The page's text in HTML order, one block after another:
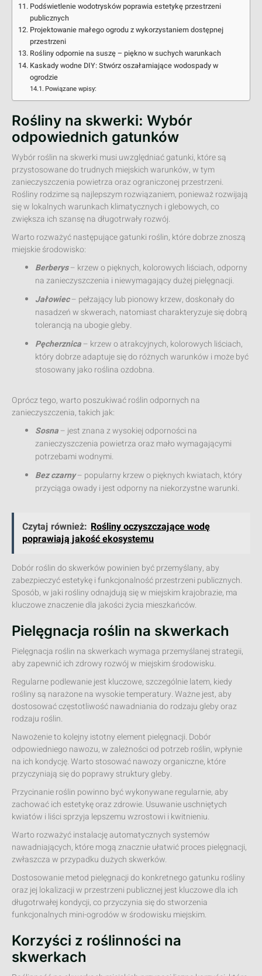
Podświetlenie wodotrysków poprawia estetykę przestrzeni
publicznych
Projektowanie małego ogrodu z wykorzystaniem dostępnej
przestrzeni
Rośliny odpornie na suszę – piękno w suchych warunkach
Kaskady wodne DIY: Stwórz oszałamiające wodospady w
ogrodzie
Powiązane wpisy:
Rośliny na skwerki: Wybór
odpowiednich gatunków
Wybór roślin na skwerki musi uwzględniać gatunki, które są
przystosowane do trudnych miejskich warunków, w tym
zanieczyszczenia powietrza oraz ograniczonej przestrzeni.
Rośliny rodzime są najlepszym rozwiązaniem, ponieważ rozwijają
się w lokalnych warunkach klimatycznych i glebowych, co
zwiększa ich szansę na długotrwały rozwój.
Warto rozważyć następujące gatunki roślin, które dobrze znoszą
miejskie środowisko:
Berberys– krzew o pięknych, kolorowych liściach, odporny
na zanieczyszczenia i niewymagający dużej pielęgnacji.
Jałowiec– pełzający lub pionowy krzew, doskonały do
nasadzeń w skwerach, natomiast charakteryzuje się dobrą
tolerancją na ubogie gleby.
Pęcherznica– krzew o atrakcyjnych, kolorowych liściach,
który dobrze adaptuje się do różnych warunków i może być
stosowany jako roślina ozdobna.
Oprócz tego, warto poszukiwać roślin odpornych na
zanieczyszczenia, takich jak:
Sosna– jest znana z wysokiej odporności na
zanieczyszczenia powietrza oraz mało wymagającymi
potrzebami wodnymi.
Bez czarny– popularny krzew o pięknych kwiatach, który
przyciąga owady i jest odporny na niekorzystne warunki.
Czytaj również: Rośliny oczyszczające wodę
poprawiają jakość ekosystemu
Dobór roślin do skwerków powinien być przemyślany, aby
zabezpieczyć estetykę i funkcjonalność przestrzeni publicznych.
Sposób, w jaki rośliny odnajdują się w miejskim krajobrazie, ma
kluczowe znaczenie dla jakości życia mieszkańców.
Pielęgnacja roślin na skwerkach
Pielęgnacja roślin na skwerkach wymaga przemyślanej strategii,
aby zapewnić ich zdrowy rozwój w miejskim środowisku.
Regularne podlewanie jest kluczowe, szczególnie latem, kiedy
rośliny są narażone na wysokie temperatury. Ważne jest, aby
dostosować częstotliwość nawadniania do rodzaju gleby oraz
rodzaju roślin.
Nawożenie to kolejny istotny element pielęgnacji. Dobór
odpowiedniego nawozu, w zależności od potrzeb roślin, wpłynie
na ich kondycję. Warto stosować nawozy organiczne, które
przyczyniają się do poprawy struktury gleby.
Przycinanie roślin powinno być wykonywane regularnie, aby
zachować ich estetykę oraz zdrowie. Usuwanie uschniętych
kwiatów i liści sprzyja lepszemu wzrostowi i kwitnieniu.
Warto rozważyć instalację automatycznych systemów
nawadniających, które mogą znacznie ułatwić proces pielęgnacji,
zwłaszcza w przypadku dużych skwerków.
Dostosowanie metod pielęgnacji do konkretnego gatunku rośliny
oraz jej lokalizacji w przestrzeni publicznej jest kluczowe dla ich
długotrwałej kondycji, co przyczynia się do stworzenia
funkcjonalnych mini-ogrodów w środowisku miejskim.
Korzyści z roślinności na
skwerkach